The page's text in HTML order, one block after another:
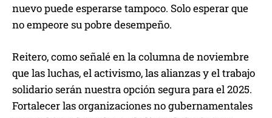
nuevo puede esperarse tampoco. Solo esperar que
no empeore su pobre desempeño.
Reitero, como señalé en la columna de noviembre
que las luchas, el activismo, las alianzas y el trabajo
solidario serán nuestra opción segura para el 2025.
Fortalecer las organizaciones no gubernamentales